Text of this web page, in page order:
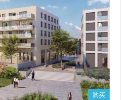
购买